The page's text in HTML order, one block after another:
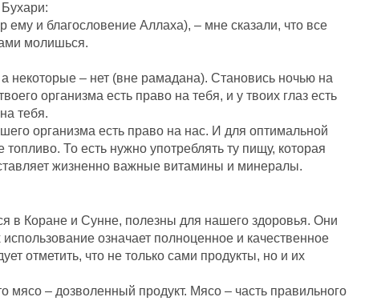
и благословение Аллаха), – мне сказали, что все
молишься.
некоторые – нет (вне рамадана). Становись ночью на
организма есть право на тебя, и у твоих глаз есть
тебя.
организма есть право на нас. И для оптимальной
То есть нужно употреблять ту пищу, которая
жизненно важные витамины и минералы.
в Коране и Сунне, полезны для нашего здоровья. Они
означает полноценное и качественное
отметить, что не только сами продукты, но и их
мясо – дозволенный продукт. Мясо – часть правильного